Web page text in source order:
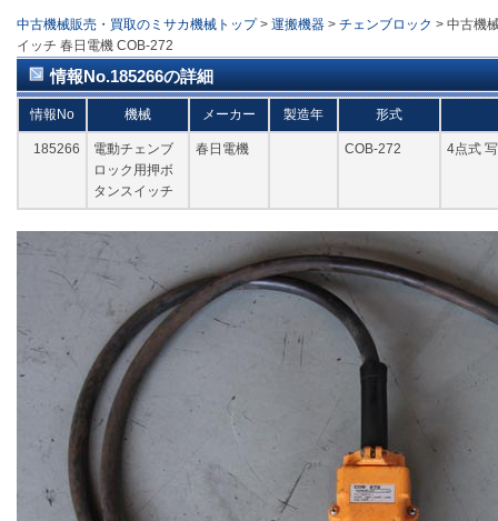
中古機械販売・買取のミサカ機械トップ > 運搬機器 > チェンブロック > 中古機
イッチ 春日電機 COB-272
情報No.185266の詳細
情報No 機械 メーカー 製造年 形式
185266
電動チェンブ
ロック用押ボ
タンスイッチ
春日電機 COB-272 4点式